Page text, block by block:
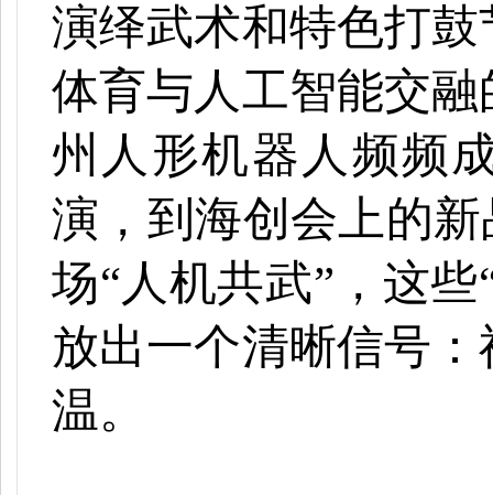
演绎武术和特色打
体育与人工智能交
州人形机器人频频
演，到海创会上的
场“人机共武”，这
放出一个清晰信号
温。